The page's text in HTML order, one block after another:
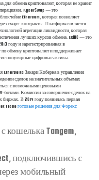
для обмена криптовалют, которая не хранит
KyberSwap — это
Ethereum, которая позволяет
смарт-контракты. Платформа является
агрегации ликвидности, которая
лучших курсов обмена. EXMO — это
году и зарегистрированная в
обмену криптовалют и поддерживает
популярные цифровые активы.
EtherDelta Закари Коберна в управлении
сделок на значительных объемах
с возможными ценовыми
ботами. Комиссии за совершение сделок на
биржах. В 2014 году появилась первая
Trade готовые решения для Форекс
кошелька Tangem,
подключившись с
мобильный